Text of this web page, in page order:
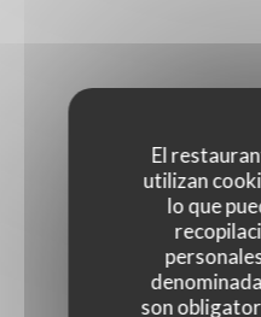
El
utilizan
lo que
son